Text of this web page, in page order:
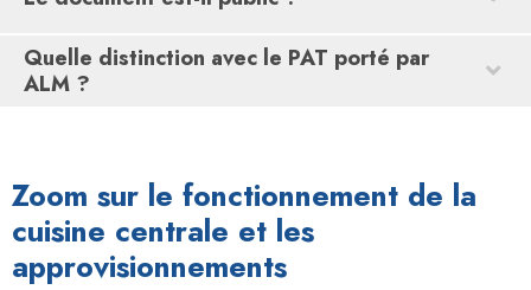
Quelle distinction avec le PAT porté par
ALM ?
Zoom sur le fonctionnement de la
cuisine centrale et les
approvisionnements